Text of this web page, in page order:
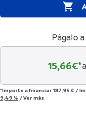

Págalo
15,66€*
*Importe a financiar187,95 € /
9,49 % /Ver más